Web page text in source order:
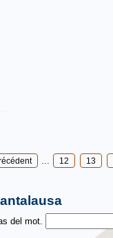
12 13
del mot.